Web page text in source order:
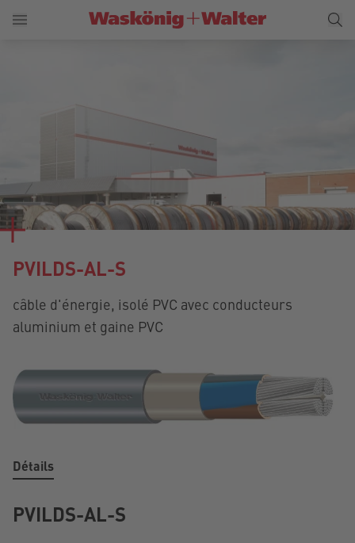
PVILDS-AL-S
câble d'énergie, isolé PVC avec conducteurs
aluminium et gaine PVC
Détails
PVILDS-AL-S